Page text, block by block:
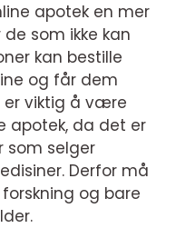
apotek en mer
som ikke kan
kan bestille
og får dem
er viktig å være
apotek, da det er
som selger
Derfor må
og bare